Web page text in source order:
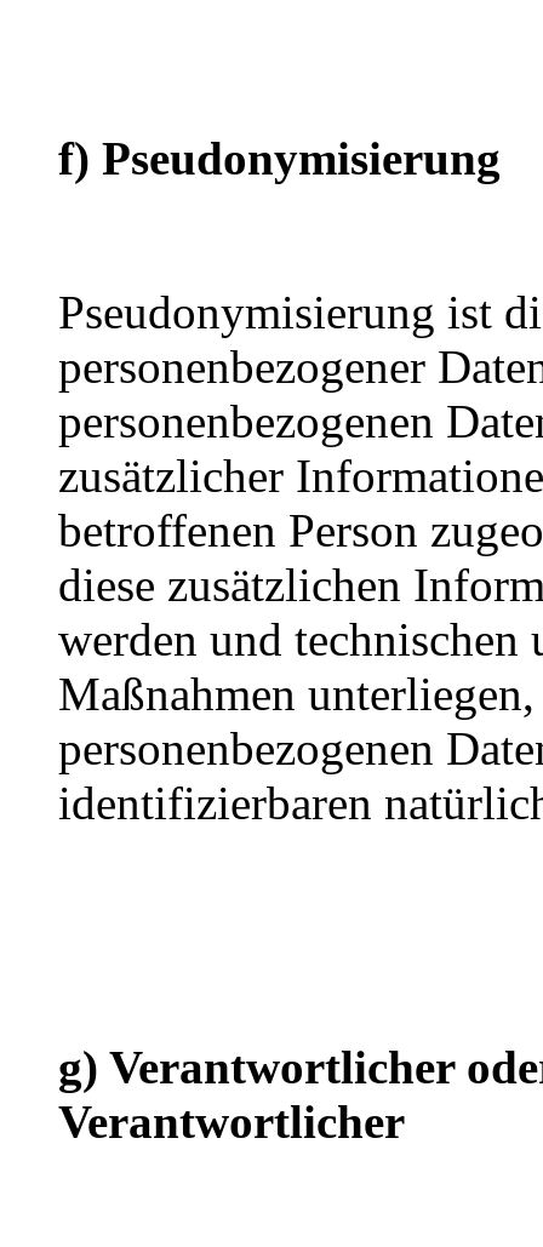
f) Pseudonymisierung
Pseudonymisierung ist
personenbezogener
personenbezogenen
zusätzlicher
betroffenen Person
diese zusätzlichen
werden und technischen
Maßnahmen
personenbezogenen
identifizierbaren
g) Verantwortlicher
Verantwortlicher